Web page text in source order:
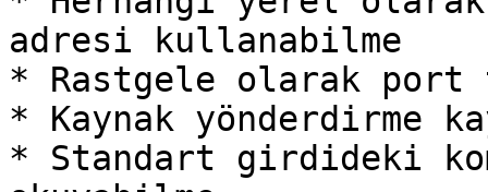
adresi kullanabilme
* Rastgele olarak port
* Kaynak yönderdirme
* Standart girdideki